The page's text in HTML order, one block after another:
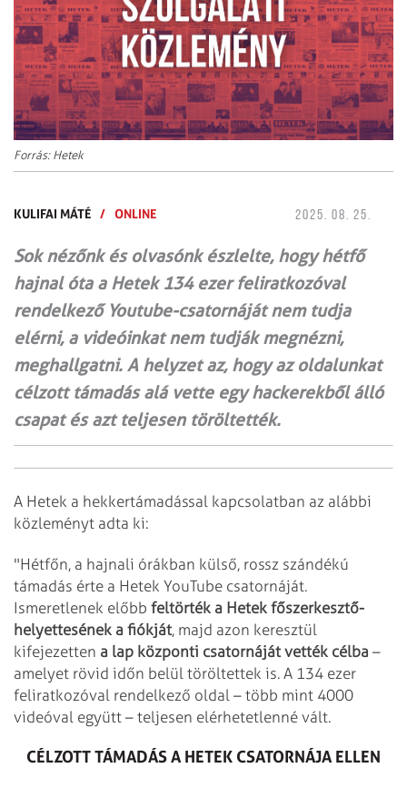
Forrás: Hetek
KULIFAI MÁTÉ / ONLINE 2025. 08. 25.
Sok nézőnk és olvasónk észlelte, hogy hétfő
hajnal óta a Hetek 134 ezer feliratkozóval
rendelkező Youtube-csatornáját nem tudja
elérni, a videóinkat nem tudják megnézni,
meghallgatni. A helyzet az, hogy az oldalunkat
célzott támadás alá vette egy hackerekből álló
csapat és azt teljesen töröltették.
A Hetek a hekkertámadással kapcsolatban az alábbi
közleményt adta ki:
"Hétfőn, a hajnali órákban külső, rossz szándékú
támadás érte a Hetek YouTube csatornáját.
Ismeretlenek előbb feltörték a Hetek főszerkesztő-
helyettesének a fiókját, majd azon keresztül
kifejezetten a lap központi csatornáját vették célba –
amelyet rövid időn belül töröltettek is. A 134 ezer
feliratkozóval rendelkező oldal – több mint 4000
videóval együtt – teljesen elérhetetlenné vált.
CÉLZOTT TÁMADÁS A HETEK CSATORNÁJA ELLEN